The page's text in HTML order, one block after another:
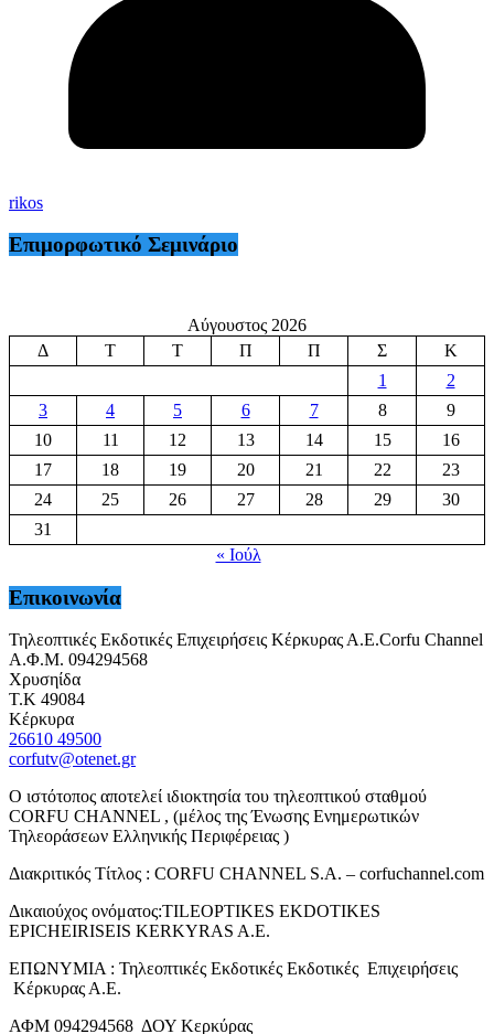
rikos
Επιμορφωτικό Σεμινάριο
Αύγουστος 2026
Δ
Τ Τ Π Π Σ
Κ
1
2
3
4 5 6 7 8
9
10
11 12 13 14 15
16
17
18 19 20 21 22
23
24
25 26 27 28 29
30
31
« Ιούλ
Επικοινωνία
Τηλεοπτικές Εκδοτικές Επιχειρήσεις Κέρκυρας Α.Ε.Corfu Channel
Α.Φ.Μ. 094294568
Χρυσηίδα
Τ.Κ 49084
Κέρκυρα
26610 49500
corfutv@otenet.gr
Ο ιστότοπος αποτελεί ιδιοκτησία του τηλεοπτικού σταθμού
CORFU CHANNEL , (μέλος της Ένωσης Ενημερωτικών
Τηλεοράσεων Ελληνικής Περιφέρειας )
Διακριτικός Τίτλος : CORFU CHANNEL S.A. – corfuchannel.com
Δικαιούχος ονόματος:TILEOPTIKES EKDOTIKES
EPICHEIRISEIS KERKYRAS A.E.
ΕΠΩΝΥΜΙΑ : Τηλεοπτικές Εκδοτικές Εκδοτικές Επιχειρήσεις
Κέρκυρας Α.Ε.
ΑΦΜ 094294568 ΔΟΥ Κερκύρας